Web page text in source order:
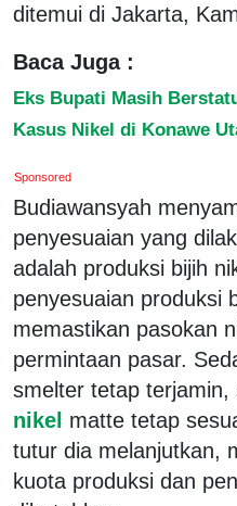
ditemui di Jakarta,
Baca Juga :
Eks Bupati Masih
Kasus Nikel di Konawe
Sponsored
Budiawansyah
penyesuaian yang
adalah produksi bijih
penyesuaian produksi
memastikan pasokan
permintaan pasar.
smelter tetap terjamin,
nikel matte tetap
tutur dia melanjutkan,
kuota produksi dan